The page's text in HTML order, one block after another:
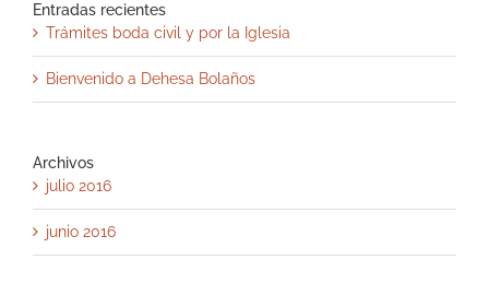
Entradas recientes
Trámites boda civil y por la Iglesia
Bienvenido a Dehesa Bolaños
Archivos
julio 2016
junio 2016